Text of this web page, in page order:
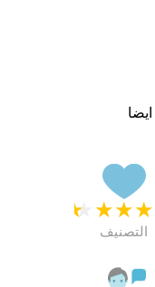
ايضا
★
★
★
★
التصنيف